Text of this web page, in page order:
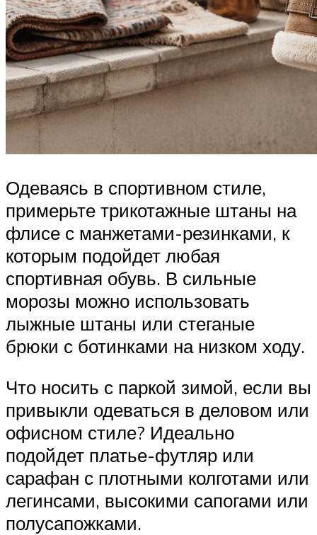
Одеваясь в спортивном стиле,
примерьте трикотажные штаны на
флисе с манжетами-резинками, к
которым подойдет любая
спортивная обувь. В сильные
морозы можно использовать
лыжные штаны или стеганые
брюки с ботинками на низком ходу.
Что носить с паркой зимой, если вы
привыкли одеваться в деловом или
офисном стиле? Идеально
подойдет платье-футляр или
сарафан с плотными колготами или
легинсами, высокими сапогами или
полусапожками.